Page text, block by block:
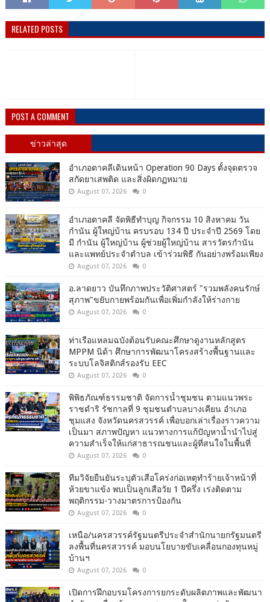
RELATED POSTS
POST A COMMENT
ข่าวล่าสุด
อำเภอตาคลีเดินหน้า Operation 90 Days ตั้งจุดตรวจ
สกัดยาเสพติด และสิ่งผิดกฏหมาย
August 07, 2026 0
อำเภอตาคลี จัดพิธีทำบุญ กิจกรรม 10 สิงหาคม วัน
กำนัน ผู้ใหญ่บ้าน ครบรอบ 134 ปี ประจำปี 2569 โดย
มี กำนัน ผู้ใหญ่บ้าน ผู้ช่วยผู้ใหญ่บ้าน สารวัตรกำนัน
และแพทย์ประจำตำบล เข้าร่วมพิธี กันอย่างพร้อมเพียง
August 07, 2026 0
อ.ลาดยาว บันทึกภาพประวัติศาสตร์ "รวมพลังคนรักษ์
สุภาพ"ขยับกายพร้อมกันเพื่อเพิ่มกำลังให้ร่างกาย
August 07, 2026 0
ท่าเรือแหลมฉบังต้อนรับคณะศึกษาดูงานหลักสูตร
MPPM นิด้า ศึกษาการพัฒนาโครงสร้างพื้นฐานและ
ระบบโลจิสติกส์รองรับ EEC
August 07, 2026 0
พิพิธภัณฑ์ธรรมชาติ จัดการน้ำชุมชน ตามแนวพระ
ราชดำริ รัชกาลที่ 9 ชุมชนตำบลบางเคียน อำเภอ
ชุมแสง จังหวัดนครสวรรค์ เพื่อบอกเล่าเรื่องราวความ
เป็นมา สภาพปัญหา แนวทางการแก้ปัญหาน้ำนำไปสู่
ความสำเร็จให้แก่สาธารณชนและผู้ที่สนใจในพื้นที่
August 07, 2026 0
ทีมวิจัยยืนยันระบุตัวเสือโคร่งก่อเหตุทำร้ายเจ้าหน้าที่
ห้วยขาแข้ง พบเป็นลูกเสือวัย 1 ปีครึ่ง เร่งติดตาม
พฤติกรรม-วางมาตรการป้องกัน
August 07, 2026 0
เหนือ/นครสวรรค์รัฐมนตรีประจำสำนักนายกรัฐมนตรี
ลงพื้นที่นครสวรรค์ มอบนโยบายขับเคลื่อนกองทุนหมู่
บ้านฯ
August 07, 2026 0
เปิดการฝึกอบรมโครงการยกระดับผลิตภาพและพัฒนา